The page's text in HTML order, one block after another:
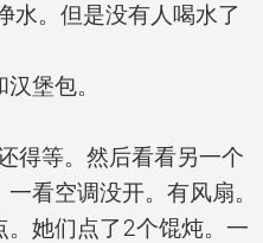
水。但是没有人喝水了
堡包。
得等。然后看看另一个
看空调没开。有风扇。
。她们点了2个馄炖。一